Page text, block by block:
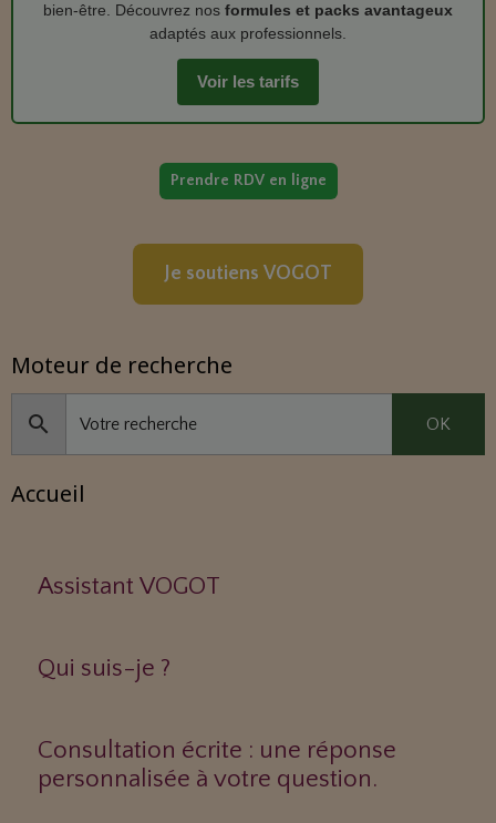
bien‑être. Découvrez nos formules et packs avantageux
adaptés aux professionnels.
Voir les tarifs
Prendre RDV en ligne
Je soutiens VOGOT
Moteur de recherche
OK
Accueil
Assistant VOGOT
Qui suis-je ?
Consultation écrite : une réponse
personnalisée à votre question.